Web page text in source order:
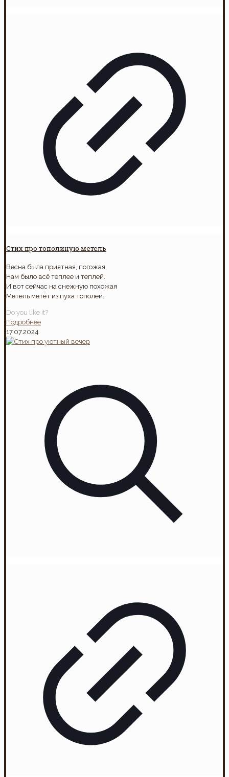
Стих про тополиную метель
Весна была приятная, погожая,
Нам было всё теплее и теплей.
И вот сейчас на снежную похожая
Метель метёт из пуха тополей.
Do you like it?
Подробнее
17.07.2024